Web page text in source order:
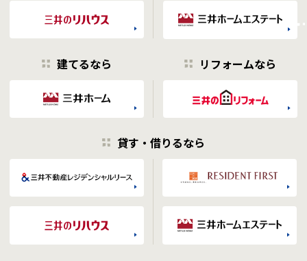
建てるなら リフォームなら
貸す・借りるなら